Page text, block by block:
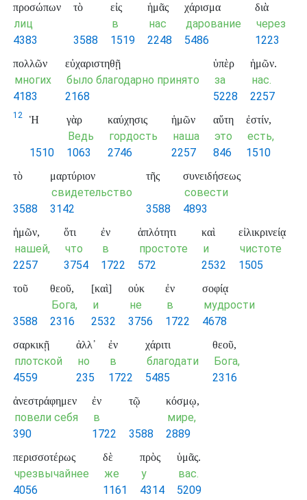
προσώπων
лиц
4383
τὸ
3588
εἰς
в
1519
ἡμᾶς
нас
2248
χάρισμα
дарование
5486
διὰ
через
1223
πολλῶν
многих
4183
εὐχαριστηθῇ
было благодарно принято
2168
ὑπὲρ
за
5228
ἡμῶν.
нас.
2257
12 Ἡ
1510
γὰρ
Ведь
1063
καύχησις
гордость
2746
ἡμῶν
наша
2257
αὕτη
это
846
ἐστίν,
есть,
1510
τὸ
3588
μαρτύριον
свидетельство
3142
τῆς
3588
συνειδήσεως
совести
4893
ἡμῶν,
нашей,
2257
ὅτι
что
3754
ἐν
в
1722
ἁπλότητι
простоте
572
καὶ
и
2532
εἰλικρινείᾳ
чистоте
1505
τοῦ
3588
θεοῦ,
Бога,
2316
[καὶ]
и
2532
οὐκ
не
3756
ἐν
в
1722
σοφίᾳ
мудрости
4678
σαρκικῇ
плотской
4559
ἀλλ᾽
но
235
ἐν
в
1722
χάριτι
благодати
5485
θεοῦ,
Бога,
2316
ἀνεστράφημεν
повели себя
390
ἐν
в
1722
τῷ
3588
κόσμῳ,
мире,
2889
περισσοτέρως
чрезвычайнее
4056
δὲ
же
1161
πρὸς
у
4314
ὑμᾶς.
вас.
5209